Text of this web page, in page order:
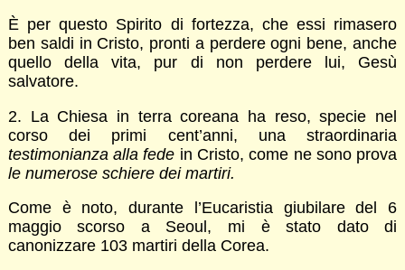
È per questo Spirito di fortezza, che essi rimasero
ben saldi in Cristo, pronti a perdere ogni bene, anche
quello della vita, pur di non perdere lui, Gesù
salvatore.
2. La Chiesa in terra coreana ha reso, specie nel
corso dei primi cent’anni, una straordinaria
testimonianza alla fede in Cristo, come ne sono prova
le numerose schiere dei martiri.
Come è noto, durante l’Eucaristia giubilare del 6
maggio scorso a Seoul, mi è stato dato di
canonizzare 103 martiri della Corea.